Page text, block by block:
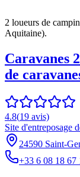
2 loueurs de
Aquitaine).
Caravanes
de
4.8(19 avis)
Site d'entreposage
24590 Saint-
+33 6 08 18 67